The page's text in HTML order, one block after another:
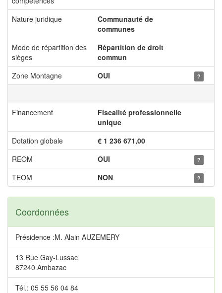
Nature juridique
Communauté de
communes
Mode de répartition des
sièges
Répartition de droit
commun
Zone Montagne
OUI ?
Financement
Fiscalité professionnelle
unique
Dotation globale
€ 1 236 671,00
REOM
OUI ?
TEOM NON ?
Coordonnées
Présidence :M. Alain AUZEMERY
13 Rue Gay-Lussac
87240 Ambazac
Tél.: 05 55 56 04 84